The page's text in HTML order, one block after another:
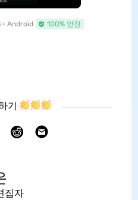
• Android 100% 안전
기
집자